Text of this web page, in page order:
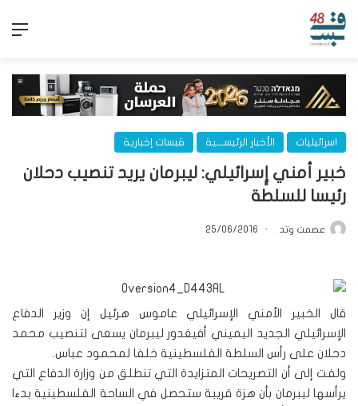
اسرائيليات الأخبار الرئيســـية قبسات إخبارية
خبير أمني إٍسرائيلي: ليبرمان يريد تنصيب دحلان
رئيسا للسلطة
عصمت وتد 25/06/2016
قال الخبير الأمني الإسرائيلي عاموس هرئيل إن وزير الدفاع
الإسرائيلي الجديد اليميني أفيغدور ليبرمان يسعى لتنصيب محمد
دحلان على رأس السلطة الفلسطينية خلفا لمحمود عباس.
ولفت إلى أن التصريحات المتزايدة التي تنطلق من وزارة الدفاع التي
يرأسها ليبرمان بأن هزة قريبة ستحصل في الساحة الفلسطينية بدءا